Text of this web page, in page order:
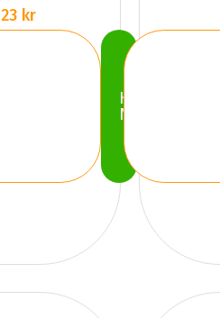
kr
Köp
Nu